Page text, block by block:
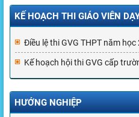
KẾ HOẠCH THI GIÁO VIÊN
Điều lệ thi GVG THPT năm
Kế hoạch hội thi GVG cấp
HƯỚNG NGHIỆP